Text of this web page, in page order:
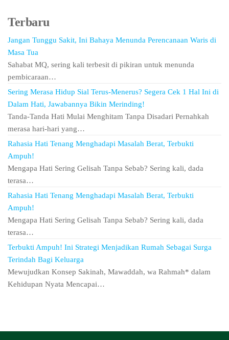
Terbaru
Jangan Tunggu Sakit, Ini Bahaya Menunda Perencanaan Waris di
Masa Tua
Sahabat MQ, sering kali terbesit di pikiran untuk menunda
pembicaraan…
Sering Merasa Hidup Sial Terus-Menerus? Segera Cek 1 Hal Ini di
Dalam Hati, Jawabannya Bikin Merinding!
Tanda-Tanda Hati Mulai Menghitam Tanpa Disadari Pernahkah
merasa hari-hari yang…
Rahasia Hati Tenang Menghadapi Masalah Berat, Terbukti
Ampuh!
Mengapa Hati Sering Gelisah Tanpa Sebab? Sering kali, dada
terasa…
Rahasia Hati Tenang Menghadapi Masalah Berat, Terbukti
Ampuh!
Mengapa Hati Sering Gelisah Tanpa Sebab? Sering kali, dada
terasa…
Terbukti Ampuh! Ini Strategi Menjadikan Rumah Sebagai Surga
Terindah Bagi Keluarga
Mewujudkan Konsep Sakinah, Mawaddah, wa Rahmah* dalam
Kehidupan Nyata Mencapai…